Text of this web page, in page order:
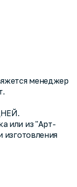
менеджер
или из "Арт-
изготовления